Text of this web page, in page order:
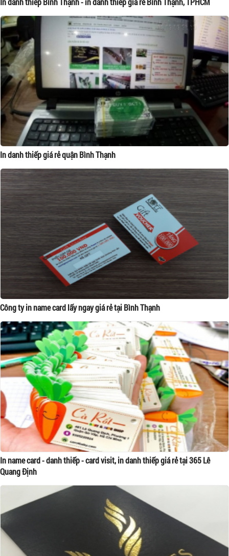
In danh thiếp giá rẻ quận Bình Thạnh
Công ty in name card lấy ngay giá rẻ tại Bình Thạnh
In name card - danh thiếp - card visit, in danh thiếp giá rẻ tại 365 Lê
Quang Định